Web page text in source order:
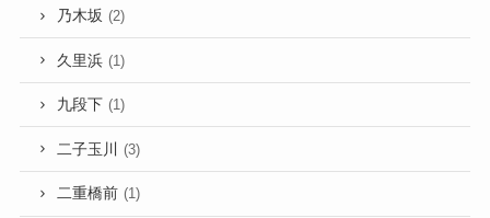
乃木坂 (2)
久里浜 (1)
九段下 (1)
二子玉川 (3)
二重橋前 (1)